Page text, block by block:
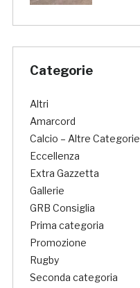
Categorie
Altri
Amarcord
Calcio – Altre Categorie
Eccellenza
Extra Gazzetta
Gallerie
GRB Consiglia
Prima categoria
Promozione
Rugby
Seconda categoria